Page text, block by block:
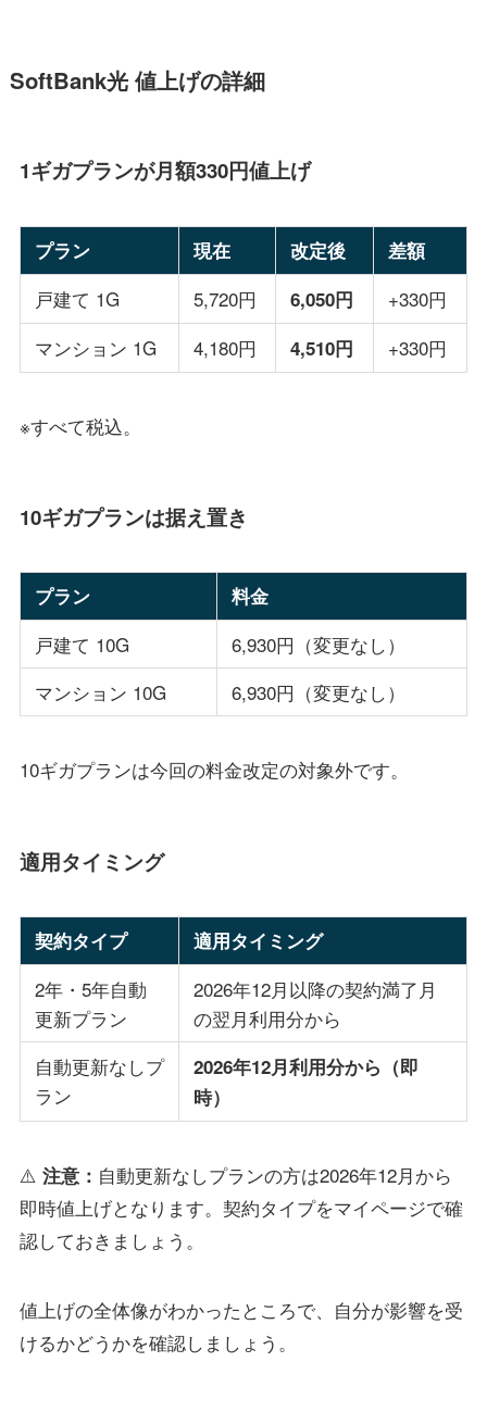
SoftBank光 値上げの詳細
1ギガプランが月額330円値上げ
プラン 現在 改定後 差額
戸建て 1G 5,720円 6,050円
+330円
マンション 1G
4,180円 4,510円 +330円
※すべて税込。
10ギガプランは据え置き
プラン 料金
戸建て 10G
6,930円（変更なし）
マンション 10G
6,930円（変更なし）
10ギガプランは今回の料金改定の対象外です。
適用タイミング
契約タイプ 適用タイミング
2年・5年自動
更新プラン
2026年12月以降の契約満了月
の翌月利用分から
自動更新なしプ
ラン
2026年12月利用分から（即
時）
⚠️ 注意： 自動更新なしプランの方は2026年12月から
即時値上げとなります。契約タイプをマイページで確
認しておきましょう。
値上げの全体像がわかったところで、自分が影響を受
けるかどうかを確認しましょう。